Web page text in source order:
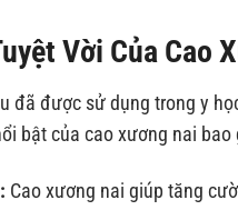
Vời Của Cao
đã được sử dụng trong y
bật của cao xương nai bao
Cao xương nai giúp tăng